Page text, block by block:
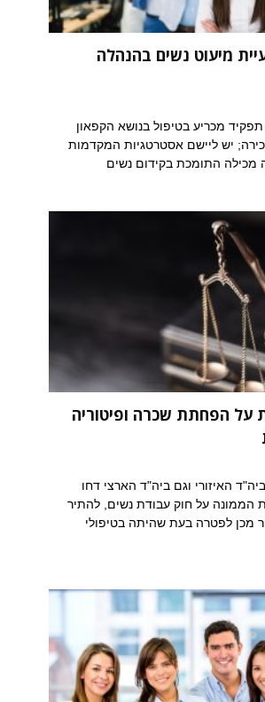
מיעוט נשים בהנהלה
מכריע בטיפול בנושא הקפאון
יש ליישם אסטרטגיות המקדמות
מכילה התומכת בקידום נשים
על הפחתת שכרה ופיטוריה
האיזורי וגם ביה"ד הארצי דחו
הממונה על חוק עבודת נשים, להתיר
לפטרה בעת שהיתה בטיפולי